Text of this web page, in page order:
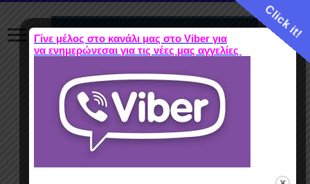
Click it!
Γίνε μέλος στο κανάλι μας στο Viber για
να ενημερώνεσαι για τις νέες μας αγγελίες